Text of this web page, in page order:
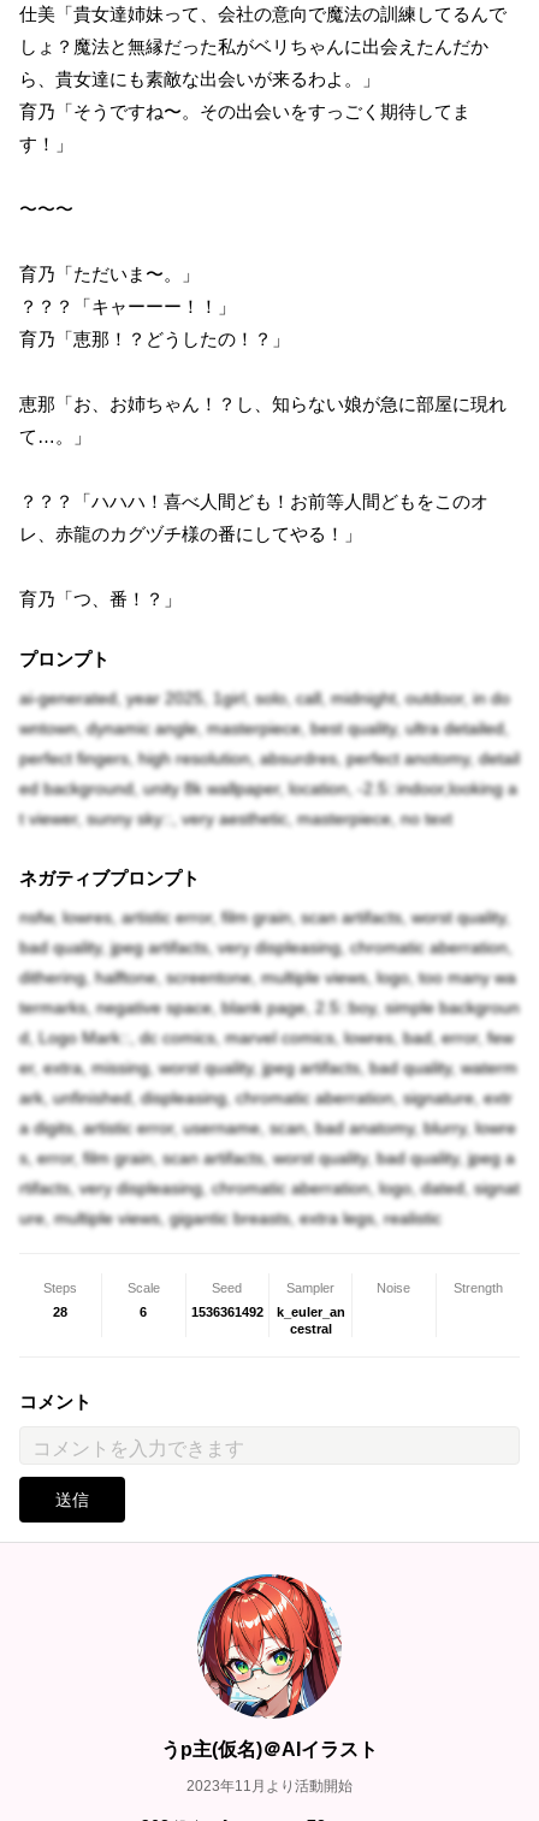
仕美「貴女達姉妹って、会社の意向で魔法の訓練してるんで
しょ？魔法と無縁だった私がベリちゃんに出会えたんだか
ら、貴女達にも素敵な出会いが来るわよ。」
育乃「そうですね〜。その出会いをすっごく期待してま
す！」
〜〜〜
育乃「ただいま〜。」
？？？「キャーーー！！」
育乃「恵那！？どうしたの！？」
恵那「お、お姉ちゃん！？し、知らない娘が急に部屋に現れ
て…。」
？？？「ハハハ！喜べ人間ども！お前等人間どもをこのオ
レ、赤龍のカグヅチ様の番にしてやる！」
育乃「つ、番！？」
プロンプト
ai-generated, year 2025, 1girl, solo, call, midnight, outdoor, in do
wntown, dynamic angle, masterpiece, best quality, ultra detailed,
perfect fingers, high resolution, absurdres, perfect anotomy, detail
ed background, unity 8k wallpaper, location, -2.5::indoor,looking a
t viewer, sunny sky::, very aesthetic, masterpiece, no text
ネガティブプロンプト
nsfw, lowres, artistic error, film grain, scan artifacts, worst quality,
bad quality, jpeg artifacts, very displeasing, chromatic aberration,
dithering, halftone, screentone, multiple views, logo, too many wa
termarks, negative space, blank page, 2.5::boy, simple backgroun
d, Logo Mark::, dc comics, marvel comics, lowres, bad, error, few
er, extra, missing, worst quality, jpeg artifacts, bad quality, waterm
ark, unfinished, displeasing, chromatic aberration, signature, extr
a digits, artistic error, username, scan, bad anatomy, blurry, lowre
s, error, film grain, scan artifacts, worst quality, bad quality, jpeg a
rtifacts, very displeasing, chromatic aberration, logo, dated, signat
ure, multiple views, gigantic breasts, extra legs, realistic
Steps
28
Scale
6
Seed
1536361492
Sampler
k_euler_an
cestral
Noise Strength
コメント
送信
うp主(仮名)＠AIイラスト
2023年11月より活動開始